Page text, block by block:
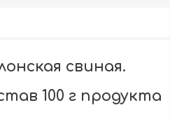
свиная.
100 г продукта